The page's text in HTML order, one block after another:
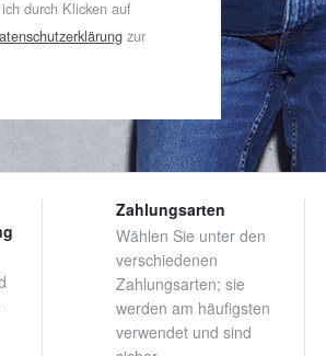
durch Klicken auf
zur
Zahlungsarten
Wählen Sie unter den
verschiedenen
Zahlungsarten; sie
werden am häufigsten
verwendet und sind